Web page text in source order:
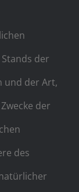
der
und der Art,
der
des